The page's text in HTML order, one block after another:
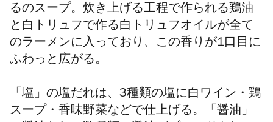
るのスープ 。炊き上げる工程で作られる鶏油
と白トリュフで作る白トリュフオイルが全て
のラーメンに入っており、この香りが1口目に
ふわっと広がる。
「塩」の塩だれは、3種類の塩に白ワイン・鶏
スープ・香味野菜などで仕上げる。「醤油」